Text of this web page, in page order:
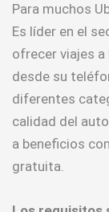
Para muchos
Es líder en el
ofrecer viajes
desde su
diferentes
calidad del
a beneficios
gratuita.